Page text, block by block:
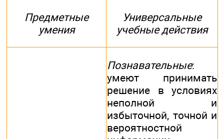
Предметные
умения
Универсальные
учебные действия
Познавательные:
умеют принимать
решение в условиях
неполной и
избыточной, точной и
вероятностной